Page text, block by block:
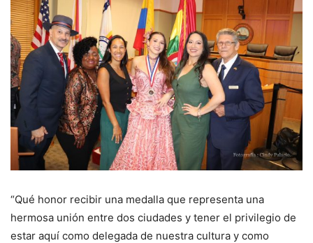
“Qué honor recibir una medalla que representa una
hermosa unión entre dos ciudades y tener el privilegio de
estar aquí como delegada de nuestra cultura y como